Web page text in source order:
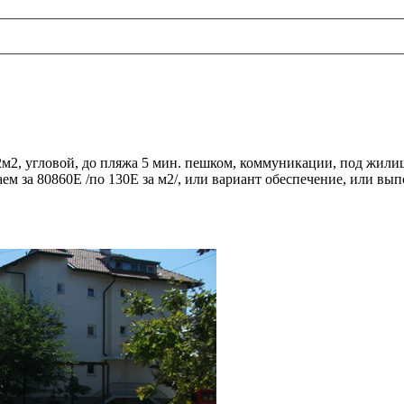
угловой, до пляжа 5 мин. пешком, коммуникации, под
за 80860Е /по 130Е за м2/, или вариант обеспечение, или